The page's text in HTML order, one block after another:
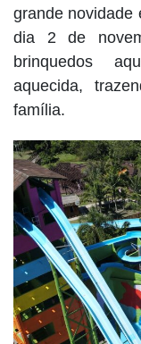
grande novidade
dia 2 de
brinquedos
aquecida,
família.